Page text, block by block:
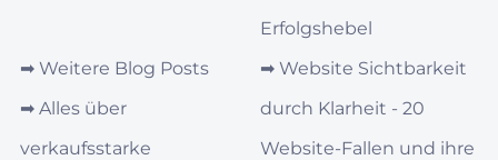
➡︎ Weitere Blog Posts
➡︎ Alles über
verkaufsstarke
Erfolgshebel
➡︎ Website Sichtbarkeit
durch Klarheit - 20
Website-Fallen und ihre